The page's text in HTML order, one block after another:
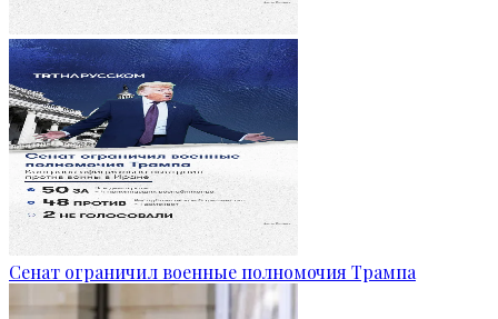
Сенат ограничил военные полномочия Трампа